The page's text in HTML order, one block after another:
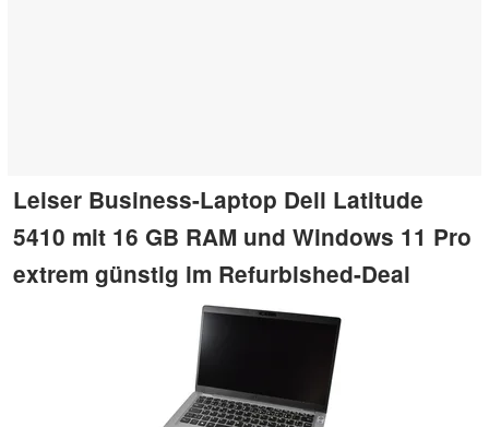
Leiser Business-Laptop Dell Latitude
5410 mit 16 GB RAM und Windows 11 Pro
extrem günstig im Refurbished-Deal